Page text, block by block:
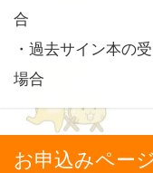
合
・過去サイン本の
場合
お申込みペー